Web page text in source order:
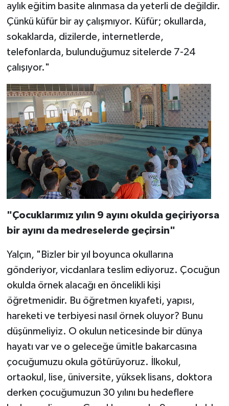
aylık eğitim basite alınmasa da yeterli de değildir.
Çünkü küfür bir ay çalışmıyor. Küfür; okullarda,
sokaklarda, dizilerde, internetlerde,
telefonlarda, bulunduğumuz sitelerde 7-24
çalışıyor."
"Çocuklarımız yılın 9 ayını okulda geçiriyorsa
bir ayını da medreselerde geçirsin"
Yalçın, "Bizler bir yıl boyunca okullarına
gönderiyor, vicdanlara teslim ediyoruz. Çocuğun
okulda örnek alacağı en öncelikli kişi
öğretmenidir. Bu öğretmen kıyafeti, yapısı,
hareketi ve terbiyesi nasıl örnek oluyor? Bunu
düşünmeliyiz. O okulun neticesinde bir dünya
hayatı var ve o geleceğe ümitle bakarcasına
çocuğumuzu okula götürüyoruz. İlkokul,
ortaokul, lise, üniversite, yüksek lisans, doktora
derken çocuğumuzun 30 yılını bu hedeflere